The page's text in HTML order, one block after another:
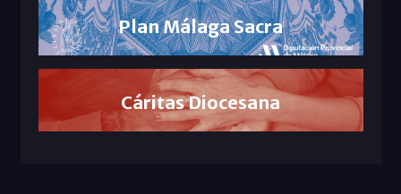
Plan Málaga Sacra
Cáritas Diocesana